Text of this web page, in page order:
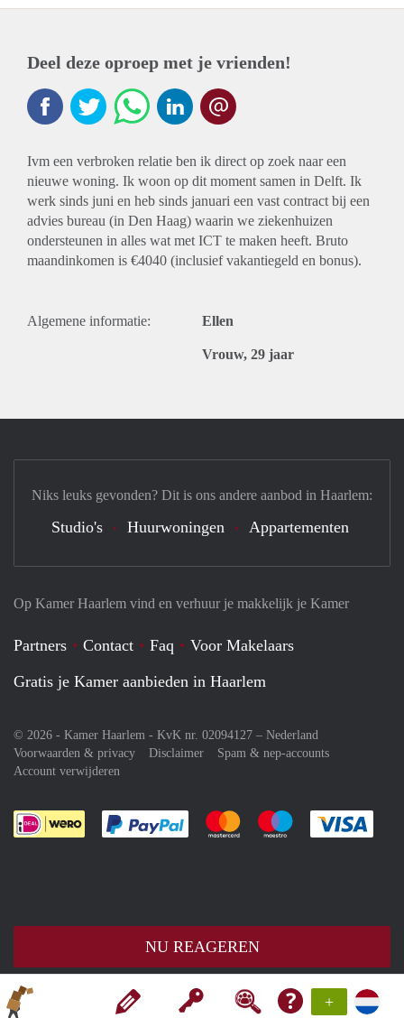
+
Deel deze oproep met je vrienden!
Ivm een verbroken relatie ben ik direct op zoek naar een
nieuwe woning. Ik woon op dit moment samen in Delft. Ik
werk sinds juni en heb sinds januari een vast contract bij een
advies bureau (in Den Haag) waarin we ziekenhuizen
ondersteunen in alles wat met ICT te maken heeft. Bruto
maandinkomen is €4040 (inclusief vakantiegeld en bonus).
Algemene informatie: Ellen
Vrouw, 29 jaar
NU REAGEREN
Op Kamer Haarlem vind en verhuur je makkelijk je Kamer
Partners Contact Faq
Voor Makelaars
Gratis je Kamer aanbieden in Haarlem
© 2026 - Kamer Haarlem - KvK nr. 02094127 – Nederland
Voorwaarden & privacy
Disclaimer
Spam & nep-accounts
Account verwijderen
Je rekent gemakkelijk af met Paypal
Je rekent gemakkelijk af met
Je rekent
Niks leuks gevonden? Dit is ons andere aanbod in Haarlem:
Studio's Huurwoningen Appartementen